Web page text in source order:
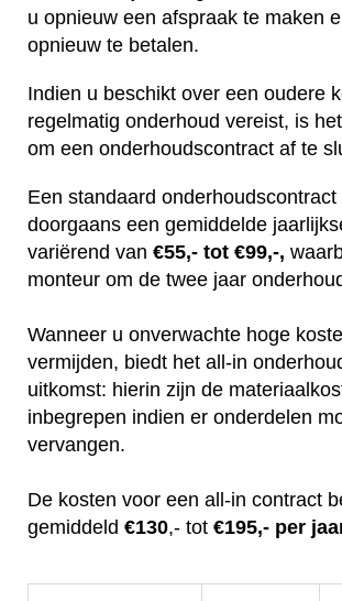
u opnieuw een afspraak te maken
opnieuw te betalen.
Indien u beschikt over een oudere
regelmatig onderhoud vereist, is
om een onderhoudscontract af te
Een standaard onderhoudscontract
doorgaans een gemiddelde
variërend van €55,- tot €99,-,
monteur om de twee jaar
Wanneer u onverwachte hoge
vermijden, biedt het all-in
uitkomst: hierin zijn de
inbegrepen indien er onderdelen
vervangen.
De kosten voor een all-in contract
gemiddeld €130,- tot €195,- per